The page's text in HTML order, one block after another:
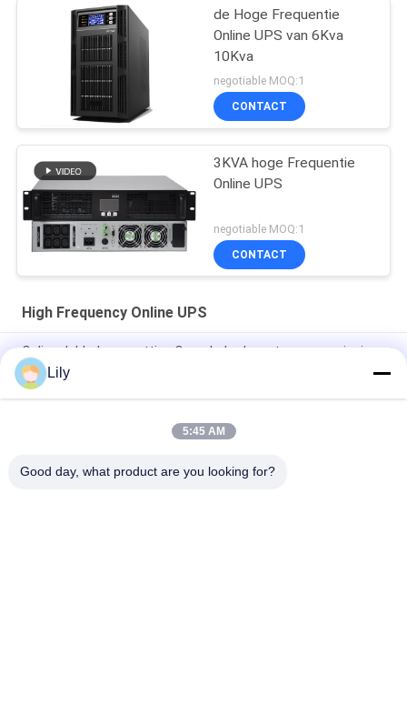
de Hoge Frequentie
Online UPS van 6Kva
10Kva
negotiable MOQ:1
CONTACT
3KVA hoge Frequentie
Online UPS
negotiable MOQ:1
CONTACT
High Frequency Online UPS
Online dubbele omzetting Ononderbroken stroomvoorziening
Single Phase UPS 1kva -10kva Voor huishoudelijke generator
Online dubbel-omzettings enige fase UPS 1-10kva PF 1,0
PTEC Online dubbelconverterende enkelfasige UPS 1-10kva
Lily
5:45 AM
Good day, what product are you looking for?